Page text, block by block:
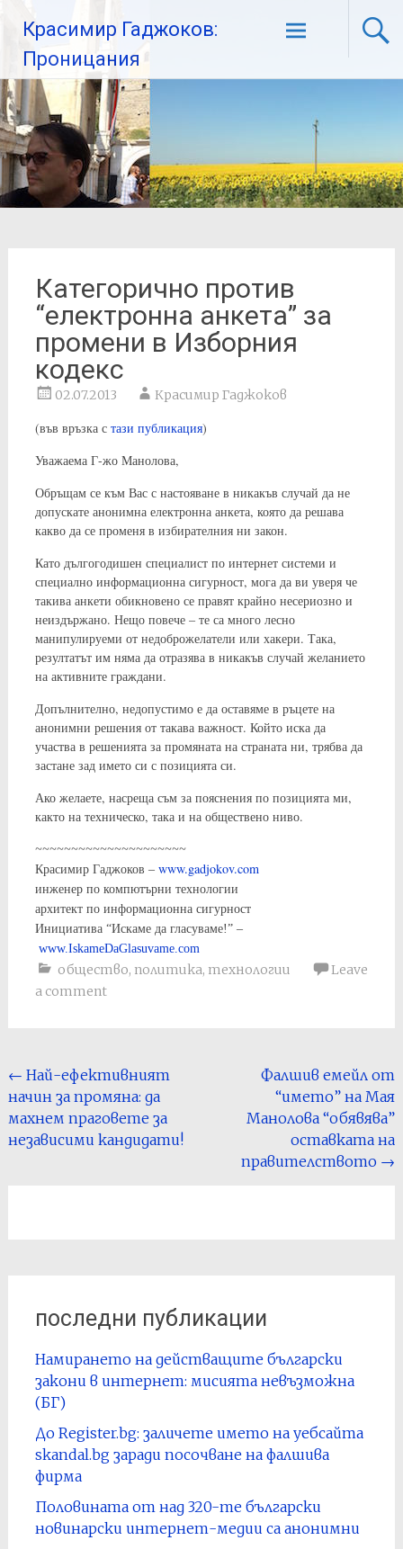
Красимир Гаджоков:
Проницания
Категорично против
“електронна анкета” за
промени в Изборния
кодекс
02.07.2013 Красимир Гаджоков
(във връзка с тази публикация)
Уважаема Г-жо Манолова,
Обръщам се към Вас с настояване в никакъв случай да не
допускате анонимна електронна анкета, която да решава
какво да се променя в избирателния ни закон.
Като дългогодишен специалист по интернет системи и
специално информационна сигурност, мога да ви уверя че
такива анкети обикновено се правят крайно несериозно и
неиздържано. Нещо повече – те са много лесно
манипулируеми от недоброжелатели или хакери. Така,
резултатът им няма да отразява в никакъв случай желанието
на активните граждани.
Допълнително, недопустимо е да оставяме в ръцете на
анонимни решения от такава важност. Който иска да
участва в решенията за промяната на страната ни, трябва да
застане зад името си с позицията си.
Ако желаете, насреща съм за пояснения по позицията ми,
както на техническо, така и на обществено ниво.
~~~~~~~~~~~~~~~~~~~~~
Красимир Гаджоков – www.gadjokov.com
инженер по компютърни технологии
архитект по информационна сигурност
Инициатива “Искаме да гласуваме!” –
www.IskameDaGlasuvame.com
общество, политика, технологии
Leave
a comment
Post
navigation
← Най-ефективният
начин за промяна: да
махнем праговете за
независими кандидати!
Фалшив емейл от
“името” на Мая
Манолова “обявява”
оставката на
правителството →
последни публикации
Намирането на действащите български
закони в интернет: мисията невъзможна
(БГ)
До Register.bg: заличете името на уебсайта
skandal.bg заради посочване на фалшива
фирма
Половината от над 320-те български
новинарски интернет-медии са анонимни